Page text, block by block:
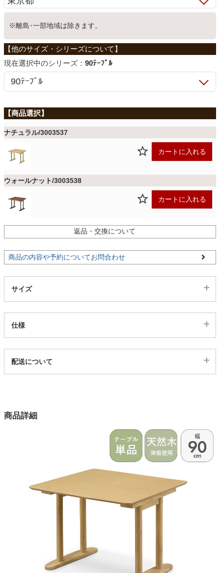
学習机
ホームオフィス
こたつ
寝具
カーテン
マット
インテリア雑貨
タワー
※離島･一部地域は除きます。
シリーズ： 90ﾃｰﾌﾞﾙ
ナチュラル/3003537
カートに入れる
ウォールナット/3003538
カートに入れる
返品・交換について
商品の内容や予約についてお問合わせ
サイズ
仕様
3003537
カラー
脚部素材
ラバーウッド
約85x95x19(cm)
配送について
商品詳細